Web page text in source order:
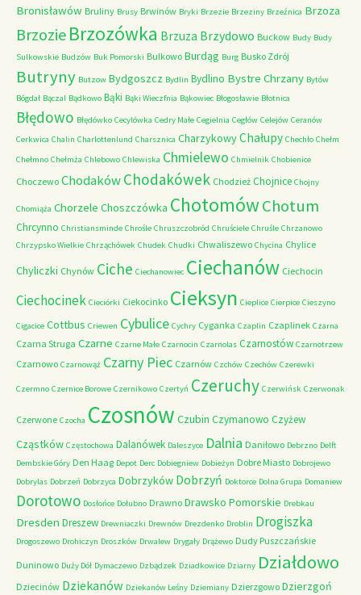
Bronisławów Bruliny Brusy Brwinów Bryki Brzezie Brzeziny Brzeźnica Brzoza
Brzozie Brzozówka Brzuza Brzydowo Buckow Budy Budy
Sulkowskie Budzów Buk Pomorski Bulkowo Burdąg Burg Busko Zdrój
Butryny Butzow Bydgoszcz Bydlin Bydlino Bystre Chrzany Bytów
Bógdał Bączal Bądkowo Bąki Bąki Wieczfnia Bąkowiec Błogosławie Błotnica
Błędowo Błędówko Cecylówka Cedry Małe Cegielnia Cegłów Celejów Ceranów
Cerkwica Chalin Charlottenlund Charsznica CharzykowyChałupy Chechło Chełm
Chełmno Chełmża Chlebowo Chlewiska Chmielewo Chmielnik Chobienice
Choczewo ChodakówChodakówek Chodzież Chojnice Chojny
Chomiąża Chorzele Choszczówka ChotomówChotum
Chrcynno Christiansminde Chrośle Chruszczobród Chruściele Chruśle Chrzanowo
Chrzypsko Wielkie Chrząchówek Chudek Chudki Chwaliszewo Chycina Chylice
Chyliczki Chynów Ciche Ciechanowiec Ciechanów Ciechocin
Ciechocinek Cieciórki Ciekocinko Cieksyn Cieplice Cierpice Cieszyno
Cigacice Cottbus Criewen Cybulice Cychry Cyganka Czaplin Czaplinek Czarna
Czarna Struga Czarne Czarne Małe Czarnocin Czarnolas Czarnostów Czarnotrzew
Czarnowo Czarnowąż Czarny Piec Czarnów Czchów Czechów Czerewki
Czermno Czernice Borowe Czernikowo Czertyń Czeruchy Czerwińsk Czerwonak
Czerwone Czocha Czosnów Czubin Czymanowo Czyżew
Cząstków Częstochowa Dalanówek Daleszyce Dalnia Daniłowo Debrzno Delft
Dembskie Góry Den Haag Depot Derc Dobiegniew Dobieżyn Dobre Miasto Dobrojewo
Dobrylas Dobrzeń Dobrzyca Dobrzyków Dobrzyń Doktorce Dolna Grupa Domaniew
Dorotowo Dosłońce Dołubno Drawno Drawsko Pomorskie Drebkau
Dresden Dreszew Drewniaczki Drewnów Drezdenko Droblin Drogiszka
Drogoszewo Drohiczyn Droszków Drwalew Drygały Drążewo Dudy Puszczańskie
Duninowo Duży Dół Dymaczewo Dzbądzek Dziadkowice Dziarny Działdowo
Dziecinów Dziekanów Dziekanów Leśny Dziemiany Dzierzgowo Dzierzgoń